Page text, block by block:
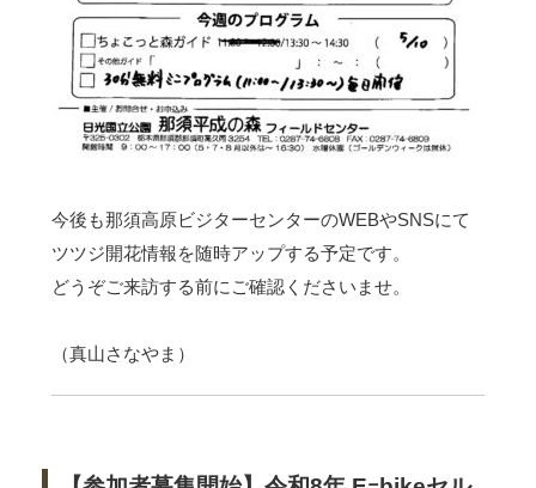
今後も那須高原ビジターセンターのWEBやSNSにて
ツツジ開花情報を随時アップする予定です。
どうぞご来訪する前にご確認くださいませ。
（真山さなやま）